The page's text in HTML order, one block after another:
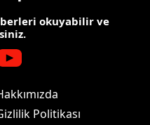
okuyabilir ve
Politikası